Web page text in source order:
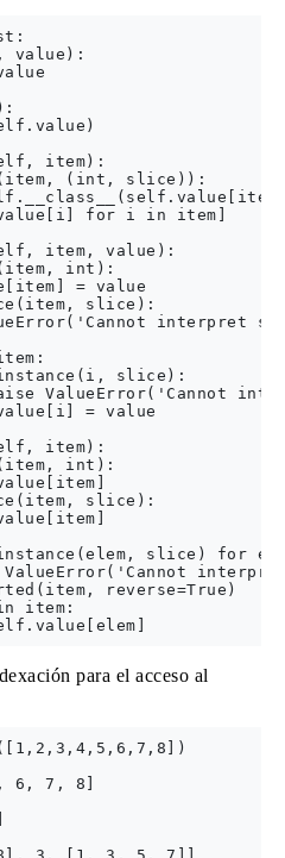
value):
item):
(int, slice)):
for i in item]
item, value):
int):
= value
slice):
interpret
slice):
ValueError('Cannot
= value
item):
int):
slice):
slice) for
reverse=True)
item:
para el acceso al
6, 7, 8]